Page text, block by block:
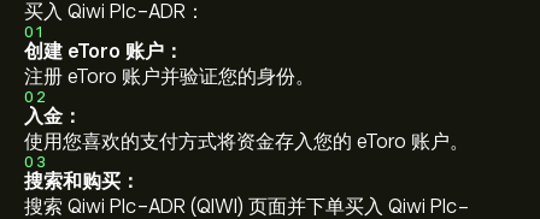
买入 Qiwi Plc-ADR：
01
创建 eToro 账户：
注册 eToro 账户并验证您的身份。
02
入金：
使用您喜欢的支付方式将资金存入您的 eToro 账户。
03
搜索和购买：
搜索 Qiwi Plc-ADR (QIWI) 页面并下单买入 Qiwi Plc-